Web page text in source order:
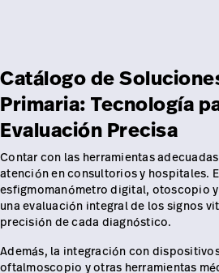
Baxter.com
Portal
Catálogo de
Primaria: Tecnología
Evaluación Precisa
Contar con las herramientas
atención en consultorios y hospitales.
esfigmomanómetro digital, otoscopio
una evaluación integral de los signos
precisión de cada diagnóstico.
Además, la integración con
oftalmoscopio y otras herramientas